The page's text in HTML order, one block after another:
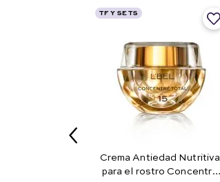
TF Y SETS
Crema Antiedad Nutritiva
para el rostro Concentré